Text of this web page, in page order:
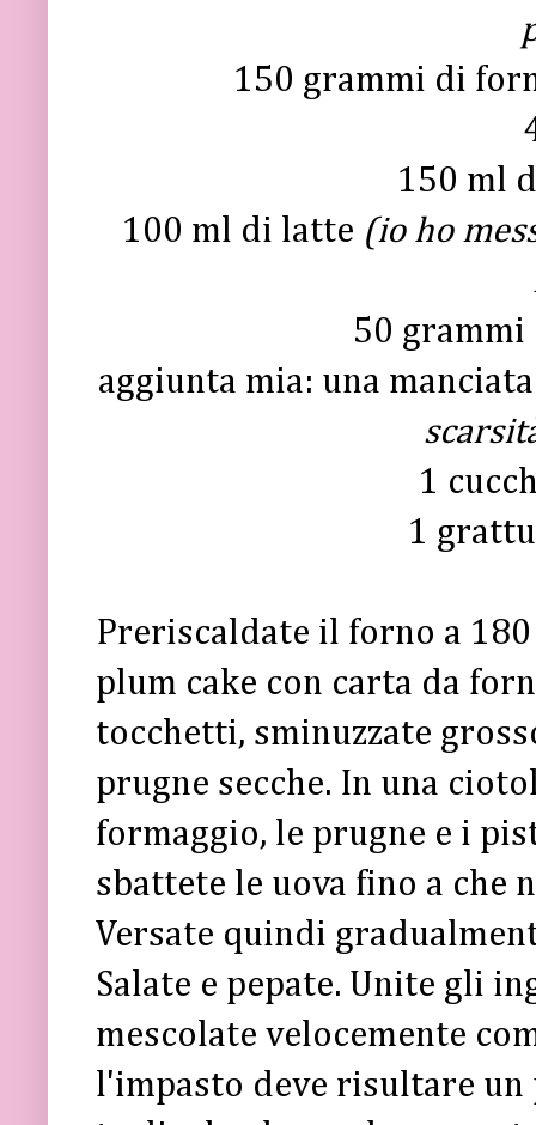
150 grammi di
150 ml
100 ml di latte (io ho
50
aggiunta mia: una
1
1
Preriscaldate il forno a
plum cake con carta da
tocchetti, sminuzzate
prugne secche. In una
formaggio, le prugne e i
sbattete le uova fino a che
Versate quindi
Salate e pepate. Unite gli
mescolate velocemente
l'impasto deve risultare un